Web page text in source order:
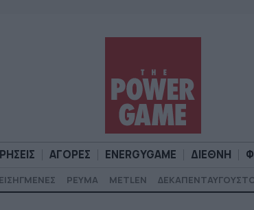
ΑΓΟΡΕΣ ENERGYGAME ΔΙΕΘΝΗ
ΕΙΣΗΓΜΕΝΕΣ ΡΕΥΜΑ METLEN